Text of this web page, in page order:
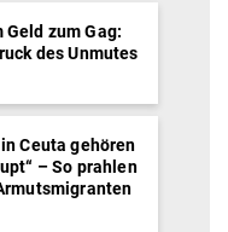
Geld zum Gag:
des Unmutes
Ceuta gehören
– So prahlen